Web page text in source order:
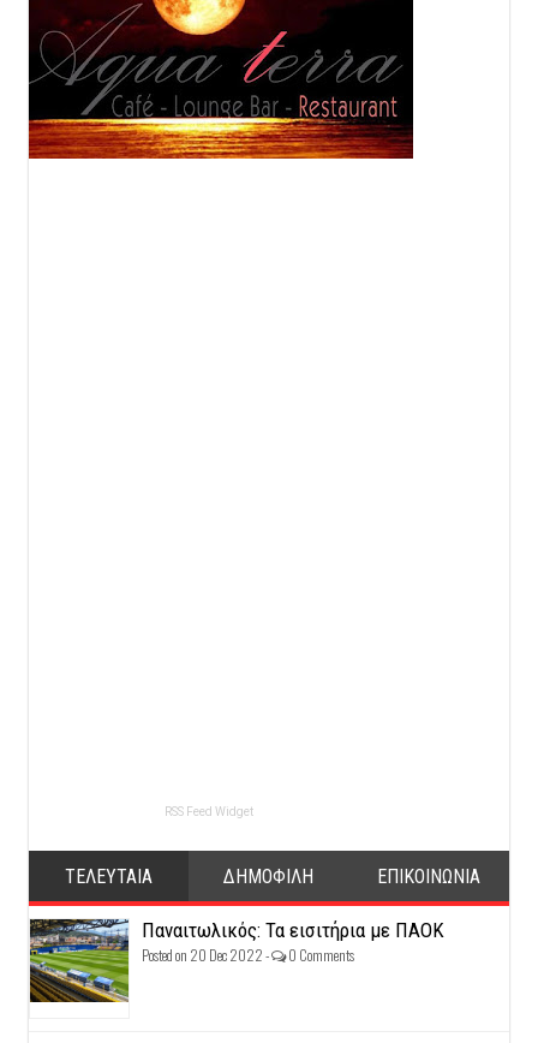
RSS Feed Widget
ΤΕΛΕΥΤΑΙΑ ΔΗΜΟΦΙΛΗ ΕΠΙΚΟΙΝΩΝΙΑ
Παναιτωλικός: Τα εισιτήρια με ΠΑΟΚ
Posted on 20 Dec 2022 - 0 Comments